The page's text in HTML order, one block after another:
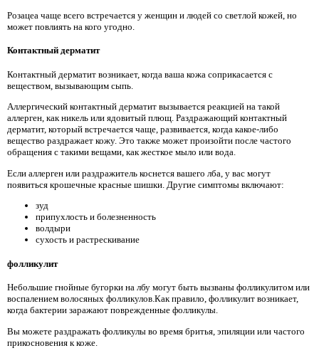
Розацеа чаще всего встречается у женщин и людей со светлой кожей, но
может повлиять на кого угодно.
Контактный дерматит
Контактный дерматит возникает, когда ваша кожа соприкасается с
веществом, вызывающим сыпь.
Аллергический контактный дерматит вызывается реакцией на такой
аллерген, как никель или ядовитый плющ. Раздражающий контактный
дерматит, который встречается чаще, развивается, когда какое-либо
вещество раздражает кожу. Это также может произойти после частого
обращения с такими вещами, как жесткое мыло или вода.
Если аллерген или раздражитель коснется вашего лба, у вас могут
появиться крошечные красные шишки. Другие симптомы включают:
зуд
припухлость и болезненность
волдыри
сухость и растрескивание
фолликулит
Небольшие гнойные бугорки на лбу могут быть вызваны фолликулитом или
воспалением волосяных фолликулов.Как правило, фолликулит возникает,
когда бактерии заражают поврежденные фолликулы.
Вы можете раздражать фолликулы во время бритья, эпиляции или частого
прикосновения к коже.